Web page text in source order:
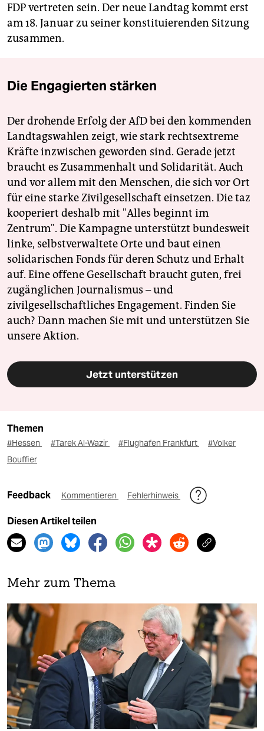
FDP vertreten sein. Der neue Landtag kommt erst
am 18. Januar zu seiner konstituierenden Sitzung
zusammen.
Die Engagierten stärken
Der drohende Erfolg der AfD bei den kommenden
Landtagswahlen zeigt, wie stark rechtsextreme
Kräfte inzwischen geworden sind. Gerade jetzt
braucht es Zusammenhalt und Solidarität. Auch
und vor allem mit den Menschen, die sich vor Ort
für eine starke Zivilgesellschaft einsetzen. Die taz
kooperiert deshalb mit "Alles beginnt im
Zentrum". Die Kampagne unterstützt bundesweit
linke, selbstverwaltete Orte und baut einen
solidarischen Fonds für deren Schutz und Erhalt
auf. Eine offene Gesellschaft braucht guten, frei
zugänglichen Journalismus – und
zivilgesellschaftliches Engagement. Finden Sie
auch? Dann machen Sie mit und unterstützen Sie
unsere Aktion.
Jetzt unterstützen
Themen
#Hessen #Tarek Al-Wazir #Flughafen Frankfurt
#Volker
Bouffier
Feedback Kommentieren Fehlerhinweis
Diesen Artikel teilen
Mehr zum Thema